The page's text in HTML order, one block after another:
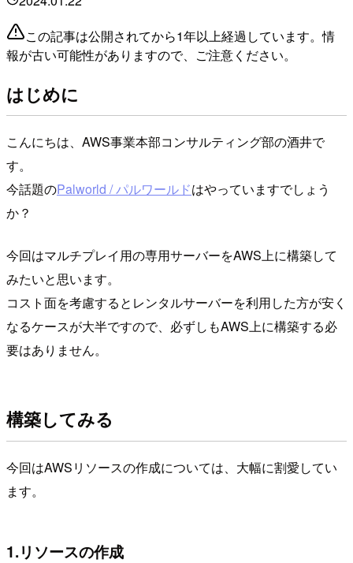
この記事は公開されてから1年以上経過しています。情
報が古い可能性がありますので、ご注意ください。
はじめに
こんにちは、AWS事業本部コンサルティング部の酒井で
す。
今話題のPalworld / パルワールドはやっていますでしょう
か？
今回はマルチプレイ用の専用サーバーをAWS上に構築して
みたいと思います。
コスト面を考慮するとレンタルサーバーを利用した方が安く
なるケースが大半ですので、必ずしもAWS上に構築する必
要はありません。
構築してみる
今回はAWSリソースの作成については、大幅に割愛してい
ます。
1.リソースの作成